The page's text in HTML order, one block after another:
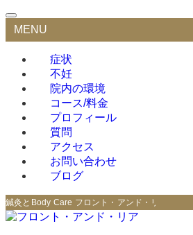
MENU
症状
不妊
院内の環境
コース/料金
プロフィール
質問
アクセス
お問い合わせ
ブログ
鍼灸とBody Care フロント・アンド・リア